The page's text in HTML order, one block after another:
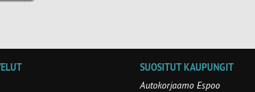
SUOSITUT KAUPUNGIT
Autokorjaamo Espoo